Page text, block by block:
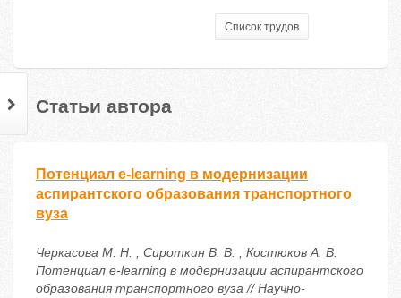
Список трудов
Статьи автора
Потенциал e-learning в модернизации
аспирантского образования транспортного
вуза
Черкасова М. Н. , Сироткин В. В. , Костюков А. В.
Потенциал e-learning в модернизации аспирантского
образования транспортного вуза // Научно-